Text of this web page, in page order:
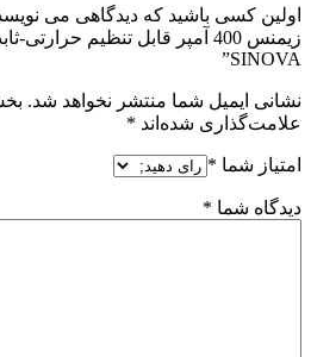
اولین کسی باشید که دیدگاهی می
SINOVA”
نشانی ایمیل شما منتشر نخواهد شد.
علامت‌گذاری شده‌اند *
امتیاز شما *
دیدگاه شما *